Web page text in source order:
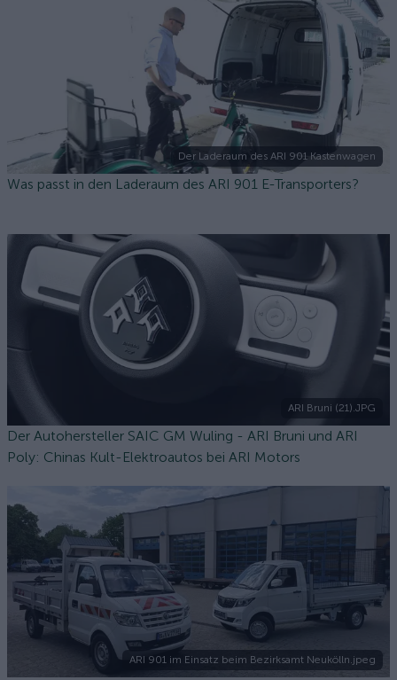
Der Laderaum des ARI 901 Kastenwagen
Was passt in den Laderaum des ARI 901 E-Transporters?
ARI Bruni (21).JPG
Der Autohersteller SAIC GM Wuling - ARI Bruni und ARI
Poly: Chinas Kult-Elektroautos bei ARI Motors
ARI 901 im Einsatz beim Bezirksamt Neukölln.jpeg